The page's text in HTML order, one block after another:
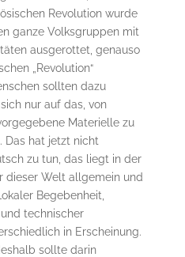
Revolution wurde
ganze Volksgruppen mit
ausgerottet, genauso
„Revolution“
sollten dazu
nur auf das, von
Materielle zu
Das hat jetzt nicht
zu tun, das liegt in der
dieser Welt allgemein und
Begebenheit,
technischer
in Erscheinung.
sollte darin